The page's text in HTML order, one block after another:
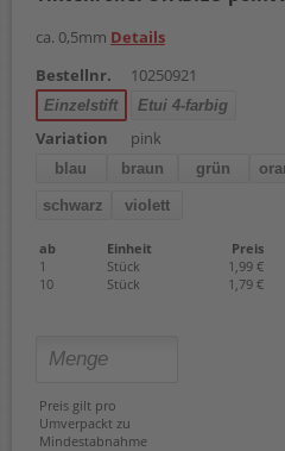
ca. 0,5mm Details
Bestellnr.
10250921
Einzelstift Etui 4-farbig
Variation pink
blau braun grün
schwarz violett
ab Einheit
Preis
1
Stück
1,99 €
10
Stück 1,79 €
Preis gilt pro
Umverpackt zu
Mindestabnahme